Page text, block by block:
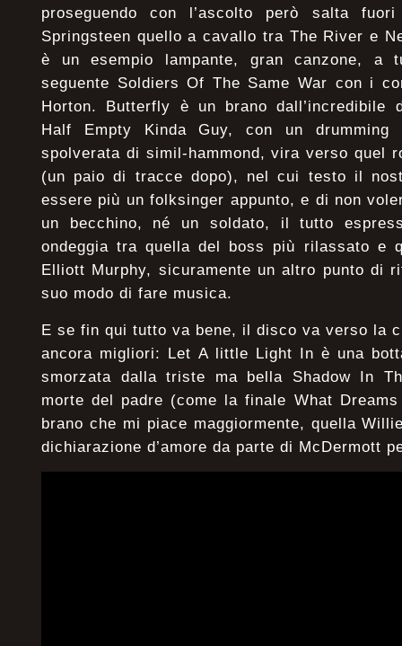
proseguendo con l’ascolto però salta fuori
Springsteen quello a cavallo tra The River e
è un esempio lampante, gran canzone,
seguente Soldiers Of The Same War con i
Horton. Butterfly è un brano dall’incredibile
Half Empty Kinda Guy, con un drumming
spolverata di simil-hammond, vira verso quel
(un paio di tracce dopo), nel cui testo il
essere più un folksinger appunto, e di non
un becchino, né un soldato, il tutto
ondeggia tra quella del boss più rilassato e
Elliott Murphy, sicuramente un altro punto di
suo modo di fare musica.
E se fin qui tutto va bene, il disco va verso la
ancora migliori: Let A little Light In è una
smorzata dalla triste ma bella Shadow In
morte del padre (come la finale What
brano che mi piace maggiormente, quella
dichiarazione d’amore da parte di McDermott